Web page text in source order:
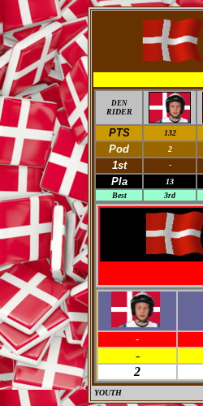
DEN
RIDER
PTS 132
Pod
2
1st
-
Pla
13
Best
3rd
-
-
2
YOUTH